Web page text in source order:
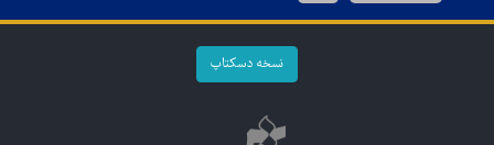
نسخه دسکتاپ